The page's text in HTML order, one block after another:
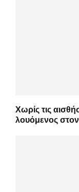
Χωρίς τις
λουόμενος